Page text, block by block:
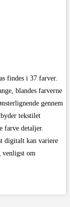
findes i 37 farver.
blandes farverne
gennem
tekstilet
farve detaljer.
digitalt kan variere
venligst om